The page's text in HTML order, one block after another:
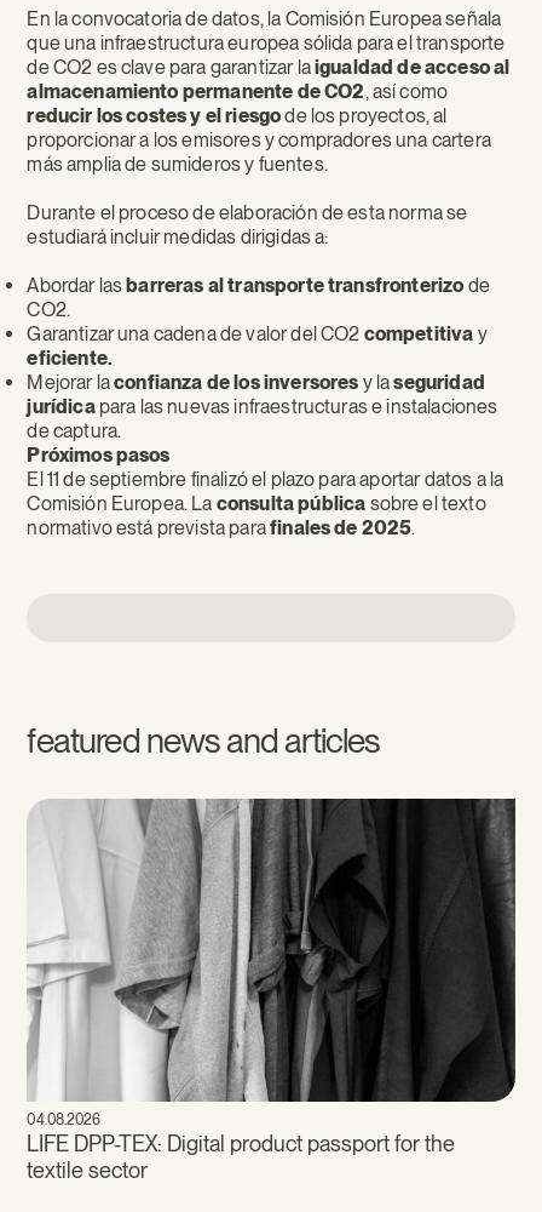
En la convocatoria de datos, la Comisión Europea señala
que una infraestructura europea sólida para el transporte
de CO2 es clave para garantizar laigualdad de acceso al
almacenamiento permanente de CO2, así como
reducir los costes y el riesgode los proyectos, al
proporcionar a los emisores y compradores una cartera
más amplia de sumideros y fuentes.
Durante el proceso de elaboración de esta norma se
estudiará incluir medidas dirigidas a:
Abordar las barreras al transporte transfronterizo de
CO2.
Garantizar una cadena de valor del CO2 competitiva y
eficiente.
Mejorar laconfianza de los inversores y laseguridad
jurídicapara las nuevas infraestructuras e instalaciones
de captura.
Próximos pasos
El 11 de septiembre finalizó el plazo para aportar datos a la
Comisión Europea. La consulta pública sobre el texto
normativo está prevista parafinales de 2025.
featured news and articles
04.08.2026
LIFE DPP-TEX: Digital product passport for the
textile sector